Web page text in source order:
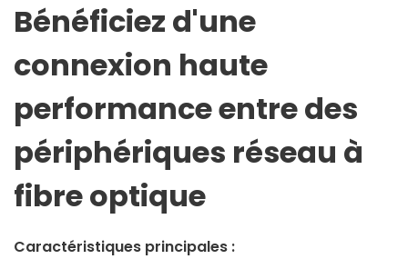
Bénéficiez d'une
connexion haute
performance entre des
périphériques réseau à
fibre optique
Caractéristiques principales :